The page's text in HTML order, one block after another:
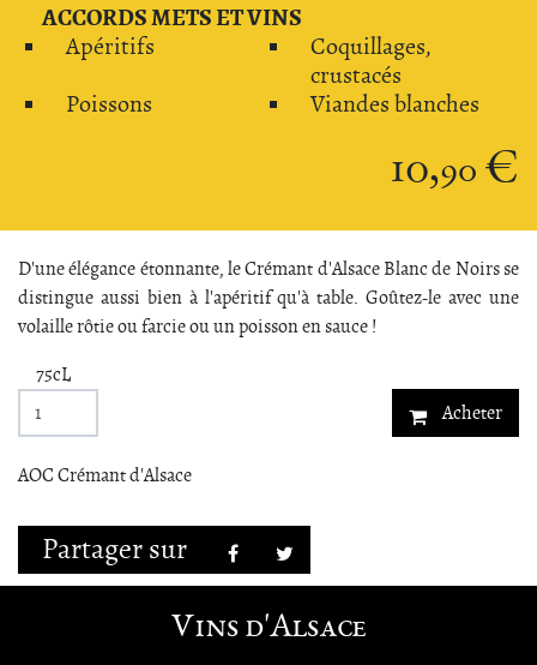
ACCORDS METS ET VINS
Apéritifs
Coquillages,
crustacés
Poissons
Viandes blanches
10,90 €
D'une élégance étonnante, le Crémant d'Alsace Blanc de Noirs se
distingue aussi bien à l'apéritif qu'à table. Goûtez-le avec une
volaille rôtie ou farcie ou un poisson en sauce !
75cL
Acheter
AOC Crémant d'Alsace
Partager sur Facebook
Vins d'Alsace